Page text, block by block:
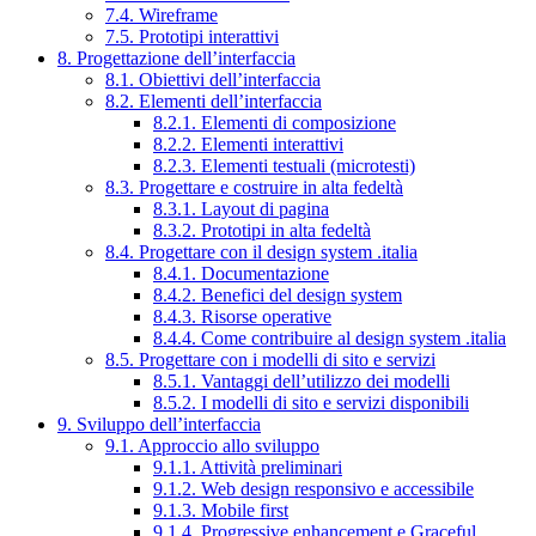
7.4. Wireframe
7.5. Prototipi interattivi
8. Progettazione dell’interfaccia
8.1. Obiettivi dell’interfaccia
8.2. Elementi dell’interfaccia
8.2.1. Elementi di composizione
8.2.2. Elementi interattivi
8.2.3. Elementi testuali (microtesti)
8.3. Progettare e costruire in alta fedeltà
8.3.1. Layout di pagina
8.3.2. Prototipi in alta fedeltà
8.4. Progettare con il design system .italia
8.4.1. Documentazione
8.4.2. Benefici del design system
8.4.3. Risorse operative
8.4.4. Come contribuire al design system .italia
8.5. Progettare con i modelli di sito e servizi
8.5.1. Vantaggi dell’utilizzo dei modelli
8.5.2. I modelli di sito e servizi disponibili
9. Sviluppo dell’interfaccia
9.1. Approccio allo sviluppo
9.1.1. Attività preliminari
9.1.2. Web design responsivo e accessibile
9.1.3. Mobile first
9.1.4. Progressive enhancement e Graceful